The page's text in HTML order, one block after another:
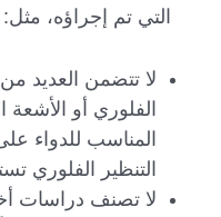
التي تم إجراؤه، مثل:
لا تتضمن العديد
الفلوري أو
المناسب للدواء
التنظير الفلوري
لا تصنف دراسات